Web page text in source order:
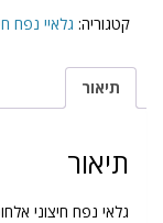
קטגוריה: גלאיי נפח
תיאור
תיאור
גלאי נפח חיצוני